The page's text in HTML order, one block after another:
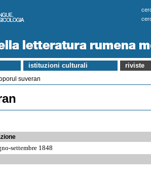
istituzioni culturali riviste
suveran
settembre 1848